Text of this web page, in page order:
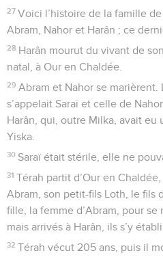
27 Voici l’histoire de la famille
Abram, Nahor et Harân ; ce
28 Harân mourut du vivant de
natal, à Our en Chaldée.
29 Abram et Nahor se marièrent.
s’appelait Saraï et celle de
Harân, qui, outre Milka, avait eu
Yiska.
30 Saraï était stérile, elle ne
31 Térah partit d’Our en
Abram, son petit-fils Loth, le fils
fille, la femme d’Abram, pour se
mais arrivés à Harân, ils s’y
32 Térah vécut 205 ans, puis il